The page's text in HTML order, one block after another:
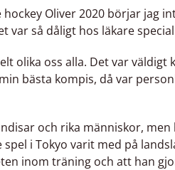
hockey Oliver 2020 börjar
var så dåligt hos läkare
olika oss alla. Det var
bästa kompis, då var
och rika människor,
i Tokyo varit med på
inom träning och att han